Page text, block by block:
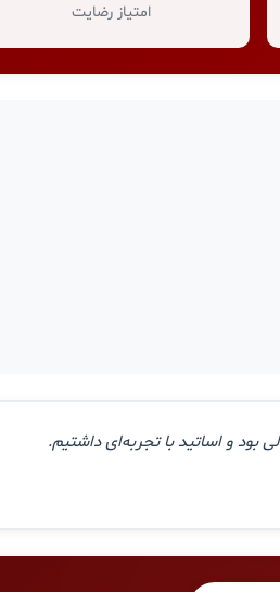
امتیاز رضایت
بود و اساتید با تجربه‌ای داشتیم.